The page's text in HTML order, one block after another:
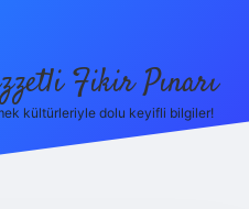
Fikir Pınarı
kültürleriyle dolu keyifli bilgiler!